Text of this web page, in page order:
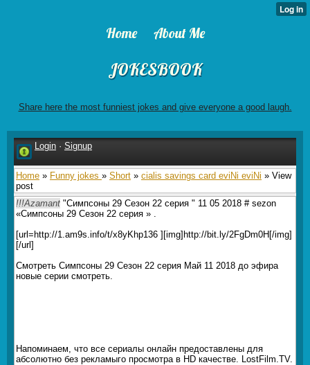
Home About Me
JOKESBOOK
Share here the most funniest jokes and give everyone a good laugh.
Login · Signup
Home » Funny jokes » Short » cialis savings card eviNi eviNi » View
post
!!!Azamant "Симпсоны 29 Сезон 22 серия " 11 05 2018 # sezon
«Симпсоны 29 Сезон 22 серия » .
[url=http://1.am9s.info/t/x8yKhp136 ][img]http://bit.ly/2FgDm0H[/img]
[/url]
Смотреть Симпсоны 29 Сезон 22 серия Май 11 2018 до эфира
новые серии смотреть.
Напоминаем, что все сериалы онлайн предоставлены для
абсолютно без рекламыго просмотра в HD качестве. LostFilm.TV.